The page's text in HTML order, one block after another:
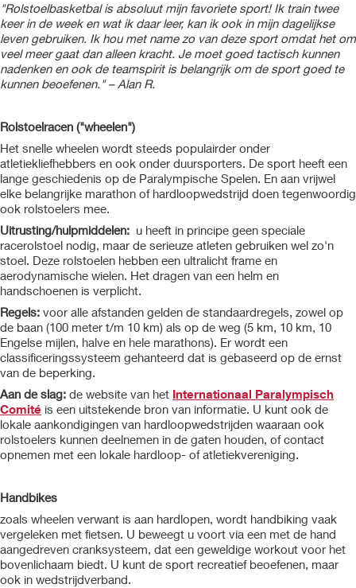
"Rolstoelbasketbal is absoluut mijn favoriete sport! Ik train twee
keer in de week en wat ik daar leer, kan ik ook in mijn dagelijkse
leven gebruiken. Ik hou met name zo van deze sport omdat het om
veel meer gaat dan alleen kracht. Je moet goed tactisch kunnen
nadenken en ook de teamspirit is belangrijk om de sport goed te
kunnen beoefenen." – Alan R.
Rolstoelracen ("wheelen")
Het snelle wheelen wordt steeds populairder onder
atletiekliefhebbers en ook onder duursporters. De sport heeft een
lange geschiedenis op de Paralympische Spelen. En aan vrijwel
elke belangrijke marathon of hardloopwedstrijd doen tegenwoordig
ook rolstoelers mee.
Uitrusting/hulpmiddelen: u heeft in principe geen speciale
racerolstoel nodig, maar de serieuze atleten gebruiken wel zo'n
stoel. Deze rolstoelen hebben een ultralicht frame en
aerodynamische wielen. Het dragen van een helm en
handschoenen is verplicht.
Regels: voor alle afstanden gelden de standaardregels, zowel op
de baan (100 meter t/m 10 km) als op de weg (5 km, 10 km, 10
Engelse mijlen, halve en hele marathons). Er wordt een
classificeringssysteem gehanteerd dat is gebaseerd op de ernst
van de beperking.
Aan de slag: de website van het Internationaal Paralympisch
Comité is een uitstekende bron van informatie. U kunt ook de
lokale aankondigingen van hardloopwedstrijden waaraan ook
rolstoelers kunnen deelnemen in de gaten houden, of contact
opnemen met een lokale hardloop- of atletiekvereniging.
Handbikes
zoals wheelen verwant is aan hardlopen, wordt handbiking vaak
vergeleken met fietsen. U beweegt u voort via een met de hand
aangedreven cranksysteem, dat een geweldige workout voor het
bovenlichaam biedt. U kunt de sport recreatief beoefenen, maar
ook in wedstrijdverband.